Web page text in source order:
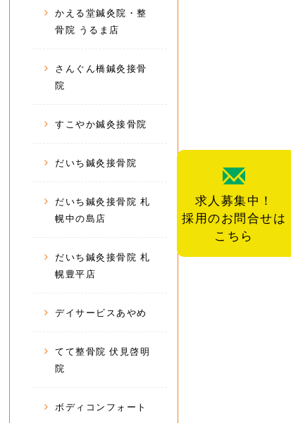
求人募集中！
採用のお問合せは
こちら
かえる堂鍼灸院・整
骨院 うるま店
さんぐん橋鍼灸接骨
院
すこやか鍼灸接骨院
だいち鍼灸接骨院
だいち鍼灸接骨院 札
幌中の島店
だいち鍼灸接骨院 札
幌豊平店
デイサービスあやめ
てて整骨院 伏見啓明
院
ボディコンフォート